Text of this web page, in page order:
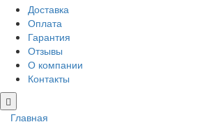
Доставка
Оплата
Гарантия
Отзывы
О компании
Контакты
Главная